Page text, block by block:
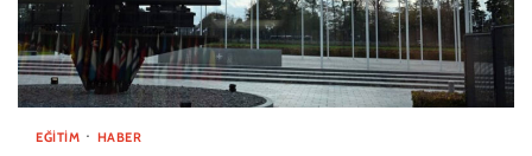
EĞITIM HABER